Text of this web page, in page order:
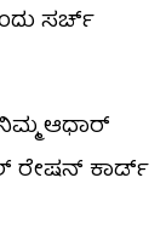
ಸರ್ಚ್
ಆಧಾರ್
ರೇಷನ್ ಕಾರ್ಡ್